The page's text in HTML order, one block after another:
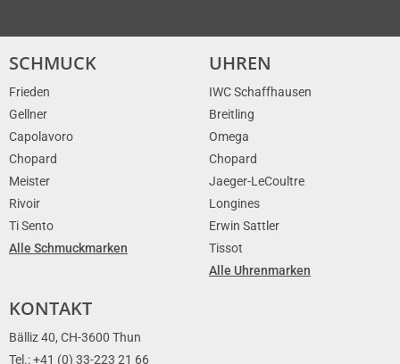
SCHMUCK
Frieden
Gellner
Capolavoro
Chopard
Meister
Rivoir
Ti Sento
Alle Schmuckmarken
UHREN
IWC Schaffhausen
Breitling
Omega
Chopard
Jaeger-LeCoultre
Longines
Erwin Sattler
Tissot
Alle Uhrenmarken
KONTAKT
Bälliz 40, CH-3600 Thun
Tel.: +41 (0) 33-223 21 66